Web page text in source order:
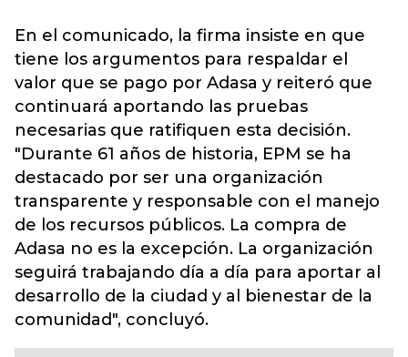
En el comunicado, la firma insiste en que
tiene los argumentos para respaldar el
valor que se pago por Adasa y reiteró que
continuará aportando las pruebas
necesarias que ratifiquen esta decisión.
"Durante 61 años de historia, EPM se ha
destacado por ser una organización
transparente y responsable con el manejo
de los recursos públicos. La compra de
Adasa no es la excepción. La organización
seguirá trabajando día a día para aportar al
desarrollo de la ciudad y al bienestar de la
comunidad", concluyó.